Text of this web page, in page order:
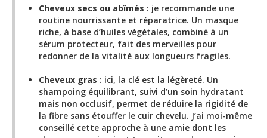
Cheveux secs ou abîmés : je recommande une
routine nourrissante et réparatrice. Un masque
riche, à base d’huiles végétales, combiné à un
sérum protecteur, fait des merveilles pour
redonner de la vitalité aux longueurs fragiles.
Cheveux gras : ici, la clé est la légèreté. Un
shampoing équilibrant, suivi d’un soin hydratant
mais non occlusif, permet de réduire la rigidité de
la fibre sans étouffer le cuir chevelu. J’ai moi-même
conseillé cette approche à une amie dont les